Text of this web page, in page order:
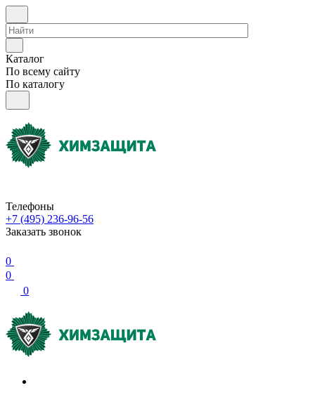
Каталог
По всему сайту
По каталогу
Телефоны
+7 (495) 236-96-56
Заказать звонок
0
0
0